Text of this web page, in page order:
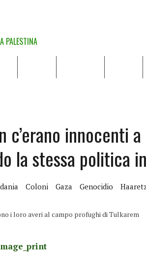
PALESTINA
c’erano innocenti a
la stessa politica
Coloni Gaza Genocidio
i loro averi al campo profughi di Tulkarem